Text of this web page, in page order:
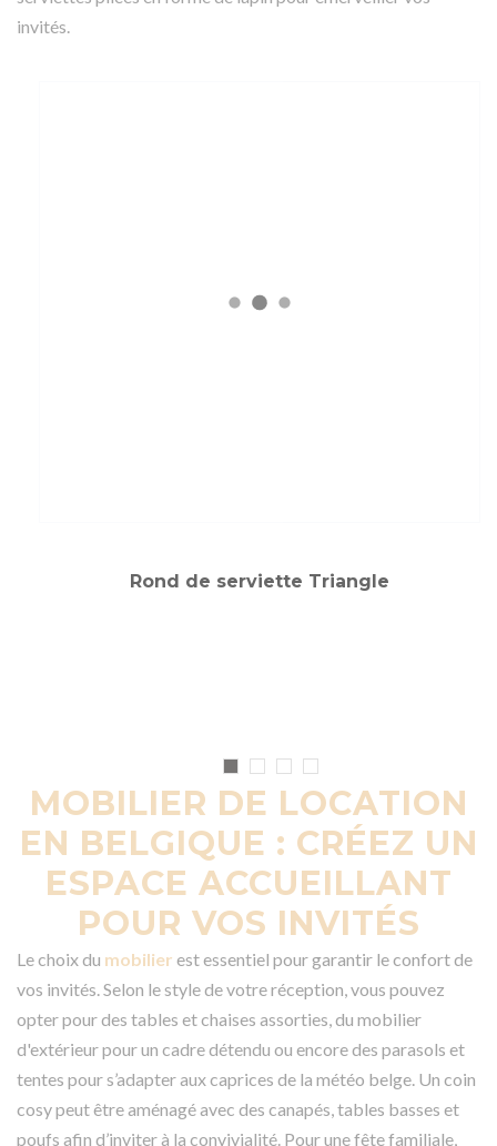
invités.
Rond de serviette Triangle
MOBILIER DE LOCATION
EN BELGIQUE : CRÉEZ UN
ESPACE ACCUEILLANT
POUR VOS INVITÉS
Le choix du mobilier est essentiel pour garantir le confort de
vos invités. Selon le style de votre réception, vous pouvez
opter pour des tables et chaises assorties, du mobilier
d'extérieur pour un cadre détendu ou encore des parasols et
tentes pour s’adapter aux caprices de la météo belge. Un coin
cosy peut être aménagé avec des canapés, tables basses et
poufs afin d’inviter à la convivialité. Pour une fête familiale,